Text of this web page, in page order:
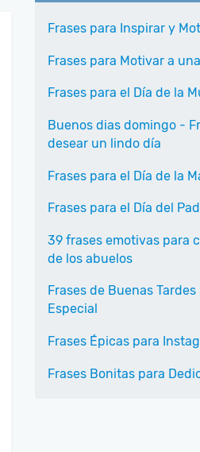
Frases para Inspirar y
Frases para Motivar a
Frases para el Día de la
Buenos dias domingo -
desear un lindo día
Frases para el Día de la
Frases para el Día del
39 frases emotivas para
de los abuelos
Frases de Buenas
Especial
Frases Épicas para
Frases Bonitas para